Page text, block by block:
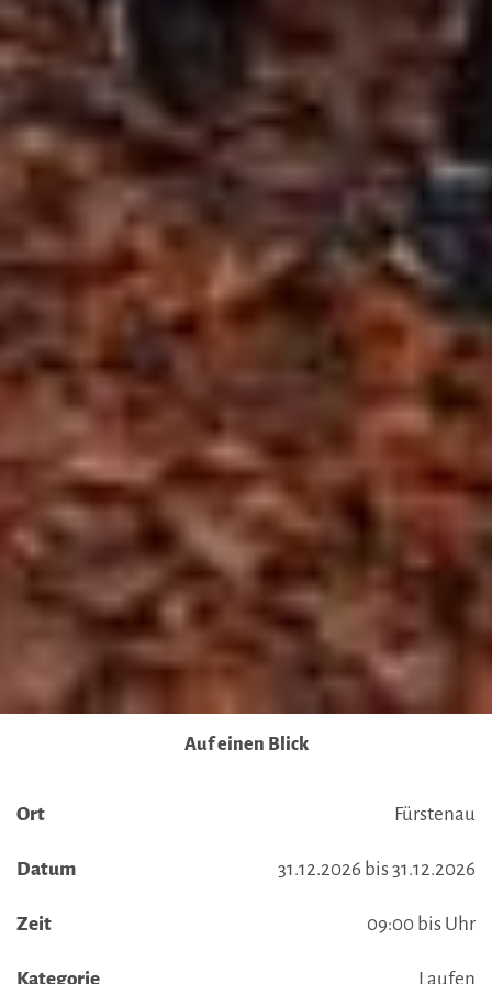
YouTube:
Präferenzen, Statistiken oder Marketing ankreuzen und
auf „Auswahl manuell festlegen“ klicken, willigen Sie
Ihre Daten in den USA verarbeitet werden. Die USA
werden vom Europäischen Gerichtshof als ein Land mit
einem nach EU-Standards unzureichendem
Datenschutzniveau eingeschätzt. Es besteht
insbesondere das Risiko, dass Ihre Daten durch US-
Behörden, zu Kontroll- und zu Überwachungszwecken,
möglicherweise auch ohne Rechtsbehelfsmöglichkeiten,
verarbeitet werden können. Wenn Sie auf "Auswahl
manuell festlegen" klicken und keine der optionalen
Boxen (Präferenzen, Statistiken oder Marketing
ausgewählt haben, findet die vorgehend beschriebene
Übermittlung nicht statt. Weitere Informationen erhalten
Sie in unseren Datenschutzhinweisen.
Ausführlich informieren wir Sie darüber gerne hier:
Datenschutz
Impressum
Auf einen Blick
Ort Fürstenau
Datum 31.12.2026 bis 31.12.2026
Zeit 09:00 bis Uhr
Kategorie Laufen